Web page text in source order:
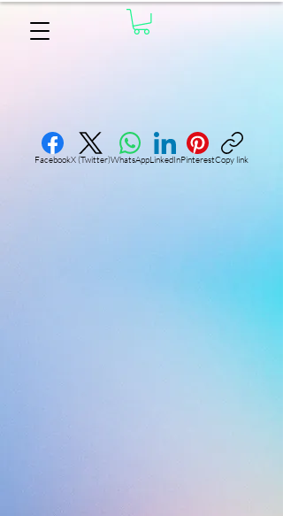
FacebookX (Twitter)WhatsAppLinkedInPinterestCopy link